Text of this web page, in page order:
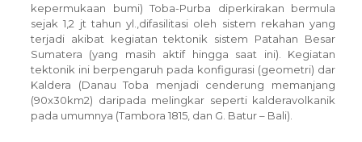
kepermukaan bumi) Toba-Purba diperkirakan bermula
sejak 1,2 jt tahun yl.,difasilitasi oleh sistem rekahan yang
terjadi akibat kegiatan tektonik sistem Patahan Besar
Sumatera (yang masih aktif hingga saat ini). Kegiatan
tektonik ini berpengaruh pada konfigurasi (geometri) dar
Kaldera (Danau Toba menjadi cenderung memanjang
(90x30km2) daripada melingkar seperti kalderavolkanik
pada umumnya (Tambora 1815, dan G. Batur – Bali).